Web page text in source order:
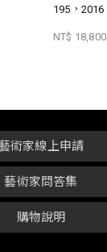
195，2016
NT$ 18,800
購物說明
藝術家問答集
術家線上申請